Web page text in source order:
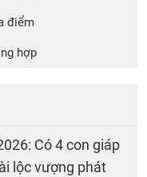
điểm
hợp
Có 4 con giáp
lộc vượng phát